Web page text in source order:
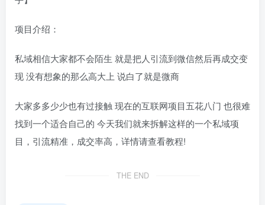
项目介绍：
私域相信大家都不会陌生 就是把人引流到微信然后再成交变
现 没有想象的那么高大上 说白了就是微商
大家多多少少也有过接触 现在的互联网项目五花八门 也很难
找到一个适合自己的 今天我们就来拆解这样的一个私域项
目，引流精准，成交率高，详情请查看教程!
THE END